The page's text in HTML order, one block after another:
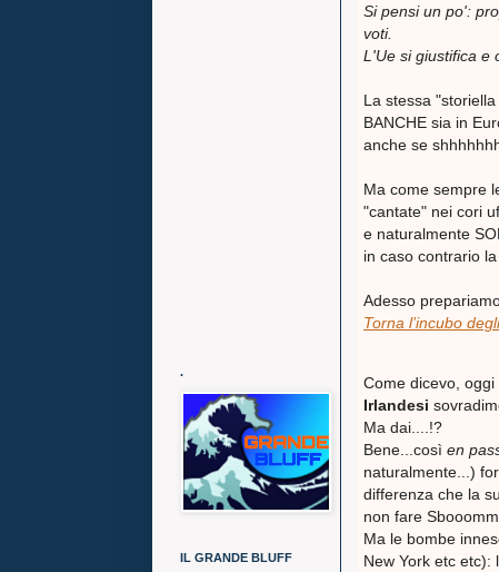
Si pensi un po':
voti.
L'Ue si giustifica e
La stessa
BANCHE sia in
anche se
Ma come sempre
"cantate" nei cori
e naturalmente
in caso contrario
Adesso
Torna l’incubo
Come dicevo,
Irlandesi
Ma dai....!?
Bene...così en
naturalmente...)
differenza che la
non fare
Ma le bombe
New York etc
.
IL GRANDE BLUFF